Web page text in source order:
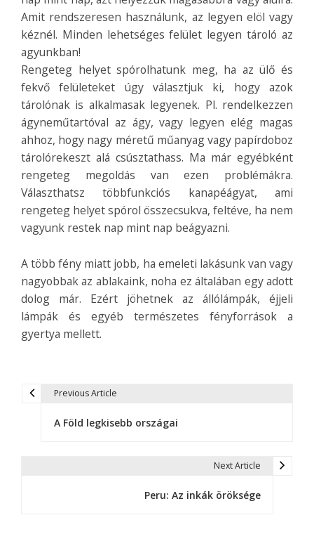
Amit rendszeresen használunk, az legyen elöl vagy
kéznél. Minden lehetséges felület legyen tároló az
agyunkban!
Rengeteg helyet spórolhatunk meg, ha az ülő és
fekvő felületeket úgy választjuk ki, hogy azok
tárolónak is alkalmasak legyenek. Pl. rendelkezzen
ágyneműtartóval az ágy, vagy legyen elég magas
ahhoz, hogy nagy méretű műanyag vagy papírdoboz
tárolórekeszt alá csúsztathass. Ma már egyébként
rengeteg megoldás van ezen problémákra.
Választhatsz többfunkciós kanapéágyat, ami
rengeteg helyet spórol összecsukva, feltéve, ha nem
vagyunk restek nap mint nap beágyazni.
A több fény miatt jobb, ha emeleti lakásunk van vagy
nagyobbak az ablakaink, noha ez általában egy adott
dolog már. Ezért jöhetnek az állólámpák, éjjeli
lámpák és egyéb természetes fényforrások a
gyertya mellett.
Previous Article
A Föld legkisebb országai
Next Article
Peru: Az inkák öröksége